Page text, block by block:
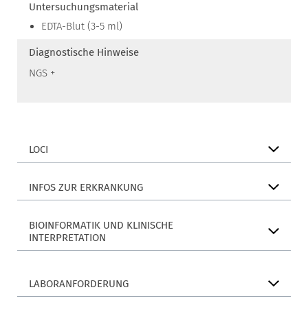
Untersuchungsmaterial
EDTA-Blut (3-5 ml)
Diagnostische Hinweise
NGS +
LOCI
INFOS ZUR ERKRANKUNG
BIOINFORMATIK UND KLINISCHE
INTERPRETATION
LABORANFORDERUNG